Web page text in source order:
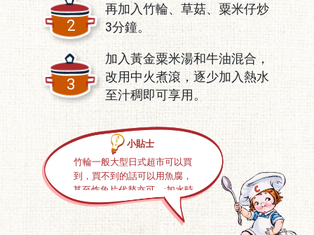
2
再加入竹輪、草菇、粟米仔炒
3分鐘。
3
加入黃金粟米湯和牛油混合，
改用中火煮滾，逐少加入熱水
至汁稠即可享用。
小貼士
竹輪一般大型日式超市可以買
到，買不到的話可以用魚腐，
甚至炸魚片代替亦可。;加水時
不要一次加得太多，要一面逐
少加，一面攪勻，一見汁不太
稠即可。